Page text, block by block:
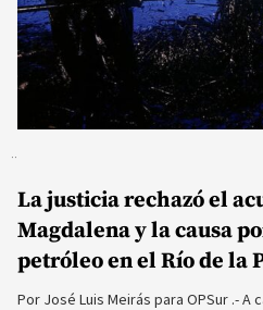
La justicia rechazó el
Magdalena y la causa
petróleo en el Río de la
Por José Luis Meirás para OPSur .- A